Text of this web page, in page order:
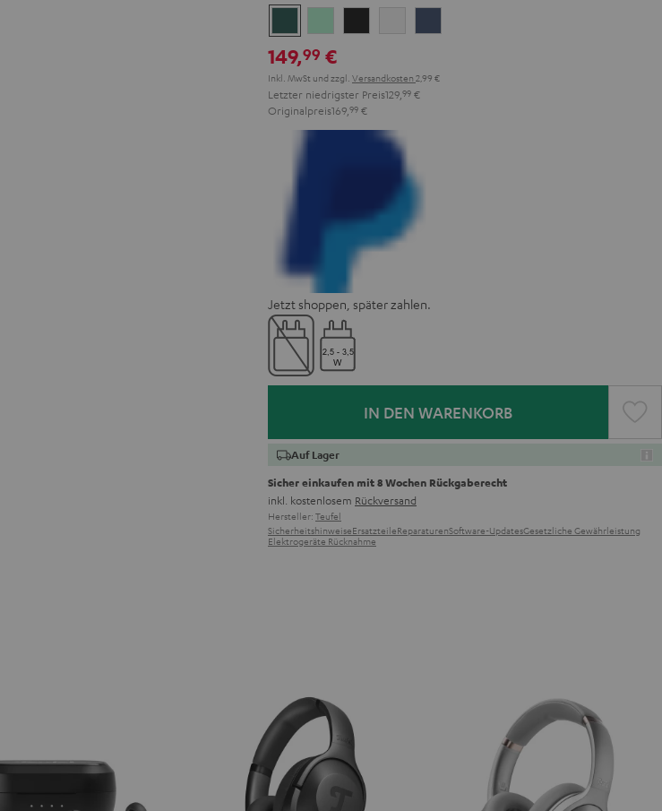
Teal
Green
White
149,99 €
Inkl. MwSt und zzgl. Versandkosten 2,99 €
Letzter niedrigster Preis129, 99 €
Originalpreis169, 99 €
Jetzt shoppen, später zahlen.
IN DEN WARENKORB
Auf Lager
Sicher einkaufen mit 8 Wochen Rückgaberecht
inkl. kostenlosem Rückversand
Hersteller: Teufel
SicherheitshinweiseErsatzteileReparaturenSoftware-UpdatesGesetzliche Gewährleistung
Elektrogeräte Rücknahme